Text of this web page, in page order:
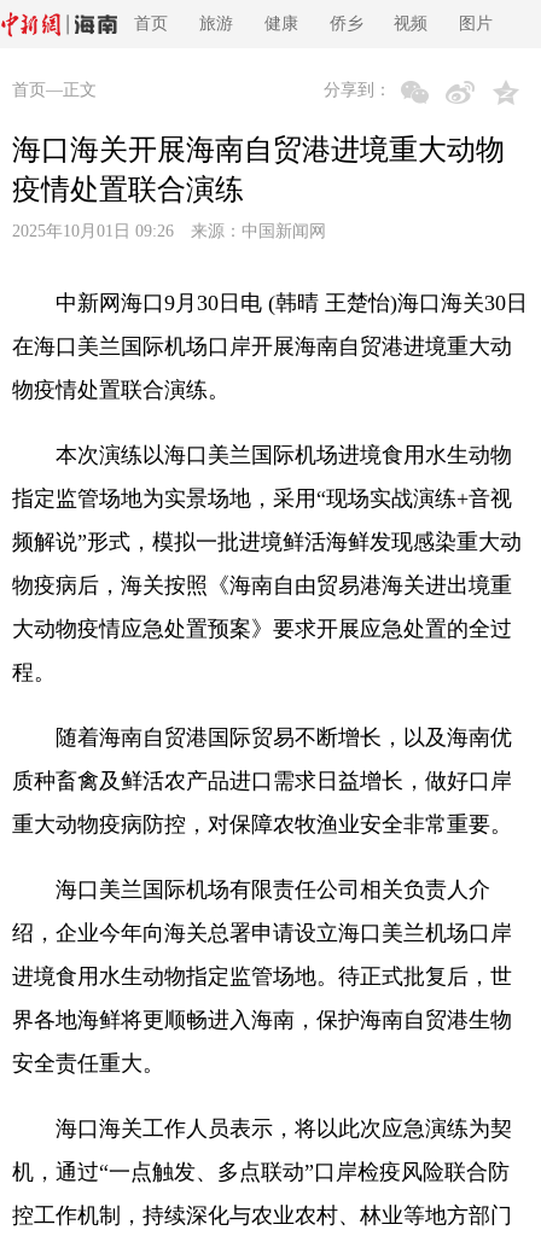
首页 旅游 健康 侨乡 视频 图片
首页 —正文 分享到：
海口海关开展海南自贸港进境重大动物
疫情处置联合演练
2025年10月01日 09:26 来源： 中国新闻网
中新网海口9月30日电 (韩晴 王楚怡)海口海关30日
在海口美兰国际机场口岸开展海南自贸港进境重大动
物疫情处置联合演练。
本次演练以海口美兰国际机场进境食用水生动物
指定监管场地为实景场地，采用“现场实战演练+音视
频解说”形式，模拟一批进境鲜活海鲜发现感染重大动
物疫病后，海关按照《海南自由贸易港海关进出境重
大动物疫情应急处置预案》要求开展应急处置的全过
程。
随着海南自贸港国际贸易不断增长，以及海南优
质种畜禽及鲜活农产品进口需求日益增长，做好口岸
重大动物疫病防控，对保障农牧渔业安全非常重要。
海口美兰国际机场有限责任公司相关负责人介
绍，企业今年向海关总署申请设立海口美兰机场口岸
进境食用水生动物指定监管场地。待正式批复后，世
界各地海鲜将更顺畅进入海南，保护海南自贸港生物
安全责任重大。
海口海关工作人员表示，将以此次应急演练为契
机，通过“一点触发、多点联动”口岸检疫风险联合防
控工作机制，持续深化与农业农村、林业等地方部门